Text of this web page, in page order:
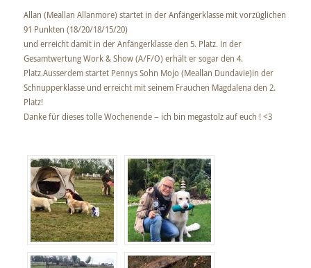
Allan (Meallan Allanmore) startet in der Anfängerklasse mit vorzüglichen
91 Punkten (18/20/18/15/20)
und erreicht damit in der Anfängerklasse den 5. Platz. In der
Gesamtwertung Work & Show (A/F/O) erhält er sogar den 4.
Platz.Ausserdem startet Pennys Sohn Mojo (Meallan Dundavie)in der
Schnupperklasse und erreicht mit seinem Frauchen Magdalena den 2.
Platz!
Danke für dieses tolle Wochenende – ich bin megastolz auf euch ! <3